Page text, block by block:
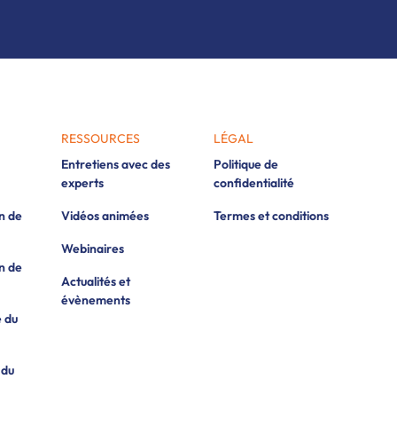
de
de
du
RESSOURCES
Entretiens avec des
experts
Vidéos animées
Webinaires
Actualités et
évènements
LÉGAL
Politique de
confidentialité
Termes et conditions